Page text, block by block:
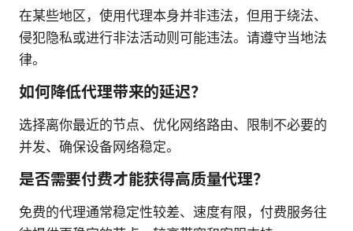
在某些地区，使用代理本身并非违法，但用于绕法、
侵犯隐私或进行非法活动则可能违法。请遵守当地法
律。
如何降低代理带来的延迟？
选择离你最近的节点、优化网络路由、限制不必要的
并发、确保设备网络稳定。
是否需要付费才能获得高质量代理？
免费的代理通常稳定性较差、速度有限，付费服务往